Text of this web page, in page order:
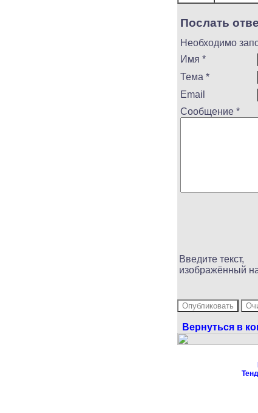
Послать
Необходимо
Имя *
Тема *
Email
Сообщение *
Введите текст,
изображённый
Вернуться в